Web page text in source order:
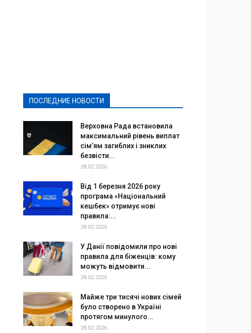
ПОСЛЕДНИЕ НОВОСТИ
Верховна Рада встановила
максимальний рівень виплат
сім’ям загиблих і зниклих
безвісти...
28.02.2026
Від 1 березня 2026 року
програма «Національний
кешбек» отримує нові
правила:...
28.02.2026
У Данії повідомили про нові
правила для біженців: кому
можуть відмовити...
28.02.2026
Майже три тисячі нових сімей
було створено в Україні
протягом минулого...
28.02.2026